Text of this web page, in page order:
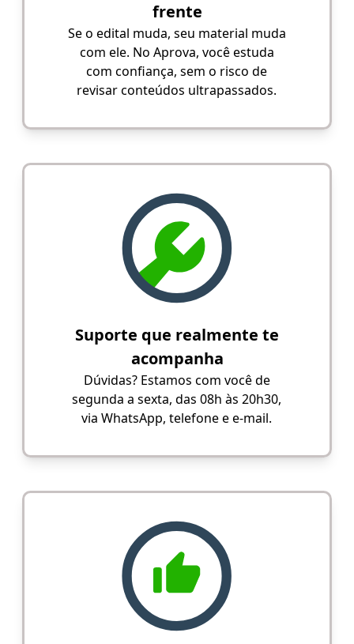
frente
Se o edital muda, seu material muda
com ele. No Aprova, você estuda
com confiança, sem o risco de
revisar conteúdos ultrapassados.
Suporte que realmente te
acompanha
Dúvidas? Estamos com você de
segunda a sexta, das 08h às 20h30,
via WhatsApp, telefone e e-mail.